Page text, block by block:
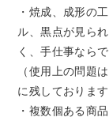
・焼成、成形の
ル、黒点が見ら
く、手仕事なら
（使用上の問題
に残しております
・複数個ある商